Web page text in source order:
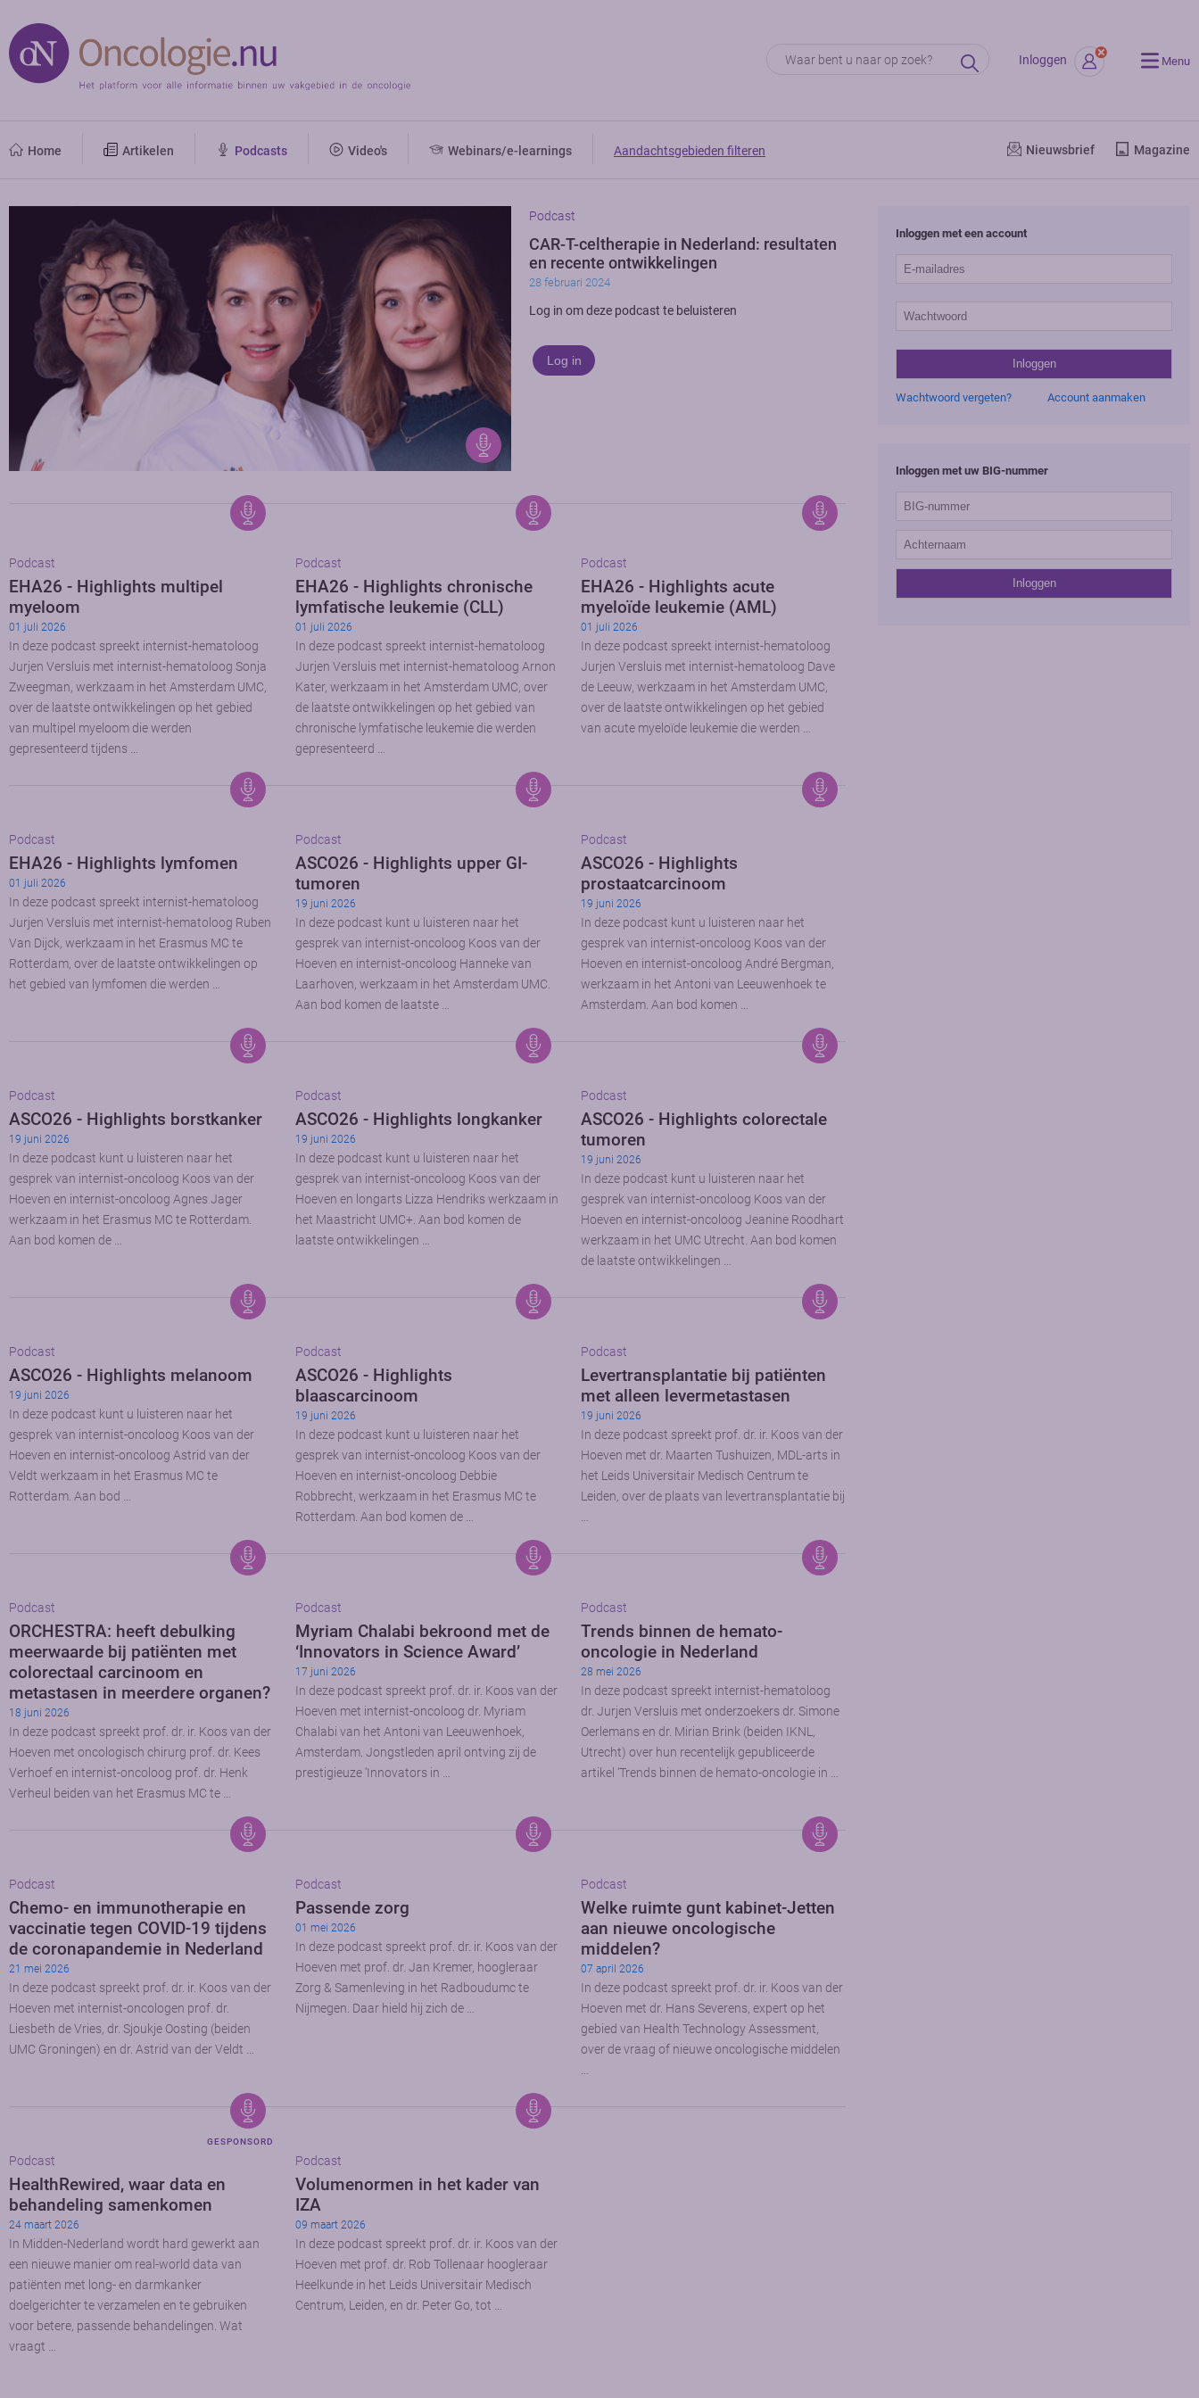
Inloggen Menu
Home Artikelen Podcasts Video's Webinars/e-learnings Aandachtsgebieden filteren Nieuwsbrief Magazine
Podcast
CAR-T-celtherapie in Nederland: resultaten
en recente ontwikkelingen
28 februari 2024
Log in om deze podcast te beluisteren
Log in
Podcast
EHA26 - Highlights multipel
myeloom
01 juli 2026
In deze podcast spreekt internist-hematoloog
Jurjen Versluis met internist-hematoloog Sonja
Zweegman, werkzaam in het Amsterdam UMC,
over de laatste ontwikkelingen op het gebied
van multipel myeloom die werden
gepresenteerd tijdens …
Podcast
EHA26 - Highlights chronische
lymfatische leukemie (CLL)
01 juli 2026
In deze podcast spreekt internist-hematoloog
Jurjen Versluis met internist-hematoloog Arnon
Kater, werkzaam in het Amsterdam UMC, over
de laatste ontwikkelingen op het gebied van
chronische lymfatische leukemie die werden
gepresenteerd …
Podcast
EHA26 - Highlights acute
myeloïde leukemie (AML)
01 juli 2026
In deze podcast spreekt internist-hematoloog
Jurjen Versluis met internist-hematoloog Dave
de Leeuw, werkzaam in het Amsterdam UMC,
over de laatste ontwikkelingen op het gebied
van acute myeloïde leukemie die werden …
Podcast
EHA26 - Highlights lymfomen
01 juli 2026
In deze podcast spreekt internist-hematoloog
Jurjen Versluis met internist-hematoloog Ruben
Van Dijck, werkzaam in het Erasmus MC te
Rotterdam, over de laatste ontwikkelingen op
het gebied van lymfomen die werden …
Podcast
ASCO26 - Highlights upper GI-
tumoren
19 juni 2026
In deze podcast kunt u luisteren naar het
gesprek van internist-oncoloog Koos van der
Hoeven en internist-oncoloog Hanneke van
Laarhoven, werkzaam in het Amsterdam UMC.
Aan bod komen de laatste …
Podcast
ASCO26 - Highlights
prostaatcarcinoom
19 juni 2026
In deze podcast kunt u luisteren naar het
gesprek van internist-oncoloog Koos van der
Hoeven en internist-oncoloog André Bergman,
werkzaam in het Antoni van Leeuwenhoek te
Amsterdam. Aan bod komen …
Podcast
ASCO26 - Highlights borstkanker
19 juni 2026
In deze podcast kunt u luisteren naar het
gesprek van internist-oncoloog Koos van der
Hoeven en internist-oncoloog Agnes Jager
werkzaam in het Erasmus MC te Rotterdam.
Aan bod komen de …
Podcast
ASCO26 - Highlights longkanker
19 juni 2026
In deze podcast kunt u luisteren naar het
gesprek van internist-oncoloog Koos van der
Hoeven en longarts Lizza Hendriks werkzaam in
het Maastricht UMC+. Aan bod komen de
laatste ontwikkelingen …
Podcast
ASCO26 - Highlights colorectale
tumoren
19 juni 2026
In deze podcast kunt u luisteren naar het
gesprek van internist-oncoloog Koos van der
Hoeven en internist-oncoloog Jeanine Roodhart
werkzaam in het UMC Utrecht. Aan bod komen
de laatste ontwikkelingen …
Podcast
ASCO26 - Highlights melanoom
19 juni 2026
In deze podcast kunt u luisteren naar het
gesprek van internist-oncoloog Koos van der
Hoeven en internist-oncoloog Astrid van der
Veldt werkzaam in het Erasmus MC te
Rotterdam. Aan bod …
Podcast
ASCO26 - Highlights
blaascarcinoom
19 juni 2026
In deze podcast kunt u luisteren naar het
gesprek van internist-oncoloog Koos van der
Hoeven en internist-oncoloog Debbie
Robbrecht, werkzaam in het Erasmus MC te
Rotterdam. Aan bod komen de …
Podcast
Levertransplantatie bij patiënten
met alleen levermetastasen
19 juni 2026
In deze podcast spreekt prof. dr. ir. Koos van der
Hoeven met dr. Maarten Tushuizen, MDL-arts in
het Leids Universitair Medisch Centrum te
Leiden, over de plaats van levertransplantatie bij
…
Podcast
ORCHESTRA: heeft debulking
meerwaarde bij patiënten met
colorectaal carcinoom en
metastasen in meerdere organen?
18 juni 2026
In deze podcast spreekt prof. dr. ir. Koos van der
Hoeven met oncologisch chirurg prof. dr. Kees
Verhoef en internist-oncoloog prof. dr. Henk
Verheul beiden van het Erasmus MC te …
Podcast
Myriam Chalabi bekroond met de
‘Innovators in Science Award’
17 juni 2026
In deze podcast spreekt prof. dr. ir. Koos van der
Hoeven met internist-oncoloog dr. Myriam
Chalabi van het Antoni van Leeuwenhoek,
Amsterdam. Jongstleden april ontving zij de
prestigieuze ‘Innovators in …
Podcast
Trends binnen de hemato-
oncologie in Nederland
28 mei 2026
In deze podcast spreekt internist-hematoloog
dr. Jurjen Versluis met onderzoekers dr. Simone
Oerlemans en dr. Mirian Brink (beiden IKNL,
Utrecht) over hun recentelijk gepubliceerde
artikel ‘Trends binnen de hemato-oncologie in …
Podcast
Chemo- en immunotherapie en
vaccinatie tegen COVID-19 tijdens
de coronapandemie in Nederland
21 mei 2026
In deze podcast spreekt prof. dr. ir. Koos van der
Hoeven met internist-oncologen prof. dr.
Liesbeth de Vries, dr. Sjoukje Oosting (beiden
UMC Groningen) en dr. Astrid van der Veldt …
Podcast
Passende zorg
01 mei 2026
In deze podcast spreekt prof. dr. ir. Koos van der
Hoeven met prof. dr. Jan Kremer, hoogleraar
Zorg & Samenleving in het Radboudumc te
Nijmegen. Daar hield hij zich de …
Podcast
Welke ruimte gunt kabinet-Jetten
aan nieuwe oncologische
middelen?
07 april 2026
In deze podcast spreekt prof. dr. ir. Koos van der
Hoeven met dr. Hans Severens, expert op het
gebied van Health Technology Assessment,
over de vraag of nieuwe oncologische middelen
…
GESPONSORD
Podcast
HealthRewired, waar data en
behandeling samenkomen
24 maart 2026
In Midden-Nederland wordt hard gewerkt aan
een nieuwe manier om real-world data van
patiënten met long- en darmkanker
doelgerichter te verzamelen en te gebruiken
voor betere, passende behandelingen. Wat
vraagt …
Podcast
Volumenormen in het kader van
IZA
09 maart 2026
In deze podcast spreekt prof. dr. ir. Koos van der
Hoeven met prof. dr. Rob Tollenaar hoogleraar
Heelkunde in het Leids Universitair Medisch
Centrum, Leiden, en dr. Peter Go, tot …
Inloggen met een account
Wachtwoord vergeten? Account aanmaken
Inloggen met uw BIG-nummer